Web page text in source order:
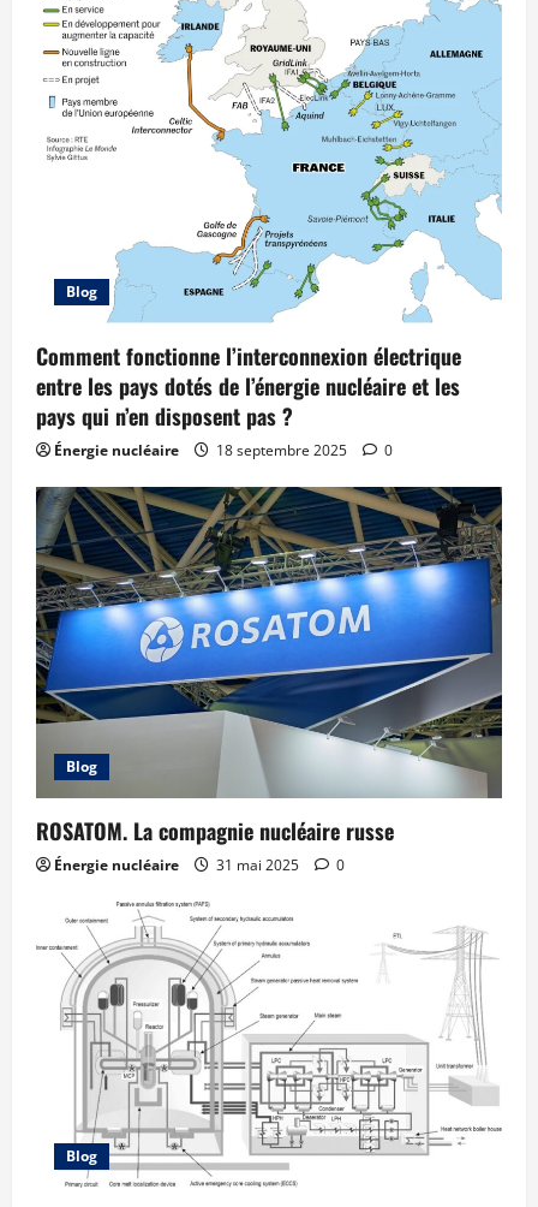
Blog
Comment fonctionne l’interconnexion électrique
entre les pays dotés de l’énergie nucléaire et les
pays qui n’en disposent pas ?
Énergie nucléaire 18 septembre 2025 0
Blog
ROSATOM. La compagnie nucléaire russe
Énergie nucléaire 31 mai 2025 0
Blog